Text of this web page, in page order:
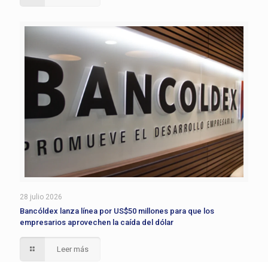
28 julio 2026
Bancóldex lanza línea por US$50 millones para que los
empresarios aprovechen la caída del dólar
Leer más